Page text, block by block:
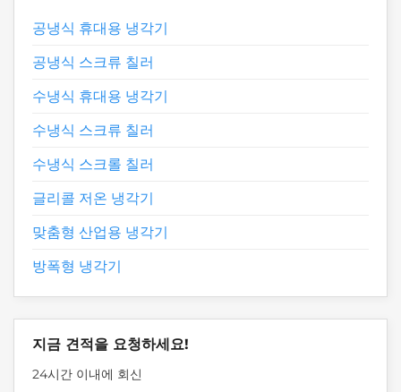
공냉식 휴대용 냉각기
공냉식 스크류 칠러
수냉식 휴대용 냉각기
수냉식 스크류 칠러
수냉식 스크롤 칠러
글리콜 저온 냉각기
맞춤형 산업용 냉각기
방폭형 냉각기
지금 견적을 요청하세요!
24시간 이내에 회신